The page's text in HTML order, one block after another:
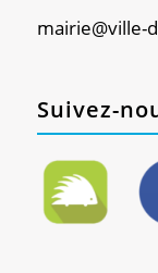
mairie@ville-
Suivez-